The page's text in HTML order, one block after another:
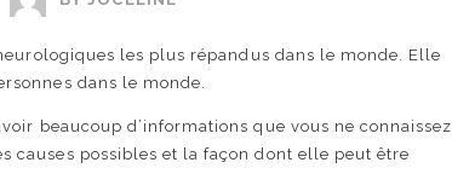
les plus répandus dans le monde. Elle
dans le monde.
beaucoup d’informations que vous ne connaissez
causes possibles et la façon dont elle peut être